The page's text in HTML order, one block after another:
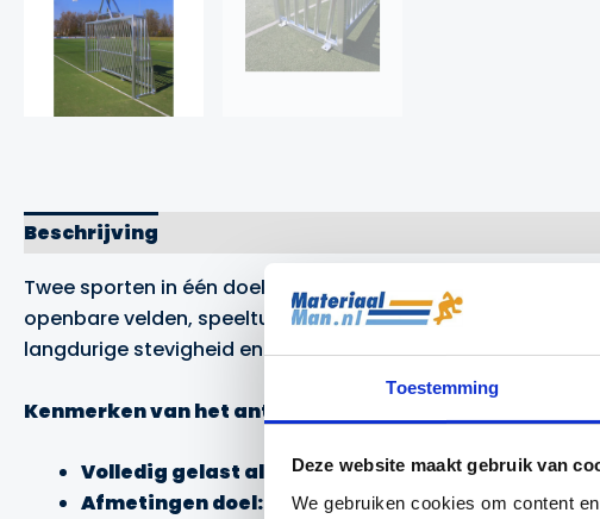
Toestemming
Deze website maakt gebruik van
We gebruiken cookies om content
Beschrijving
Twee sporten in één doel? Geen probleem met het
openbare velden, speeltuinen en speelplaatsen, waar
langdurige stevigheid en is volledig onderhoudsvrij. Het
Kenmerken van het antivandalen voetbaldoel met
Volledig gelast aluminium:Zeer sterk, robuust en
Afmetingen doel: 300x200cm, met een doelkader